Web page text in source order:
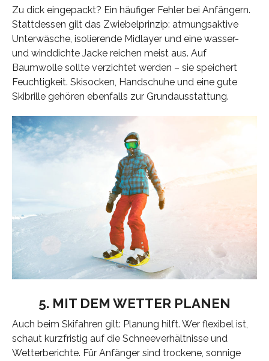
Zu dick eingepackt? Ein häufiger Fehler bei Anfängern.
Stattdessen gilt das Zwiebelprinzip: atmungsaktive
Unterwäsche, isolierende Midlayer und eine wasser-
und winddichte Jacke reichen meist aus. Auf
Baumwolle sollte verzichtet werden – sie speichert
Feuchtigkeit. Skisocken, Handschuhe und eine gute
Skibrille gehören ebenfalls zur Grundausstattung.
5. MIT DEM WETTER PLANEN
Auch beim Skifahren gilt: Planung hilft. Wer flexibel ist,
schaut kurzfristig auf die Schneeverhältnisse und
Wetterberichte. Für Anfänger sind trockene, sonnige